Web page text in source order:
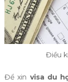
Điều
Để xin visa du